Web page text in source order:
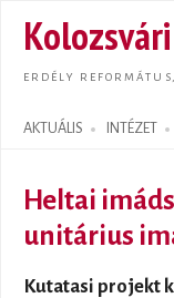
ERDÉLY
AKTUÁLIS INTÉZET
Search form
Heltai
unitárius
Kutatasi projekt